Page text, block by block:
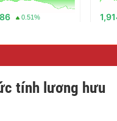
0.51%
tính lương hưu